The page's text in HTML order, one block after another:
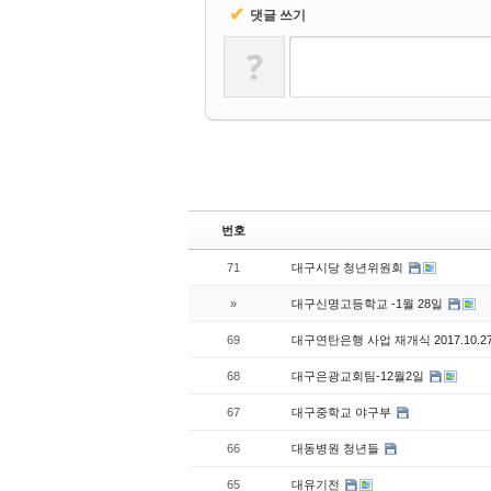
✔ 댓글 쓰기
?
번호
71 대구시당 청년위원회
» 대구신명고등학교 -1월 28일
69 대구연탄은행 사업 재개식
68 대구은광교회팀-12월2일
67 대구중학교 야구부
66 대동병원 청년들
65 대유기전